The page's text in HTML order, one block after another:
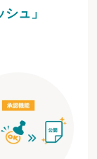
ュ」